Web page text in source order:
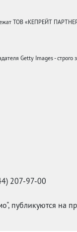
ТОВ «КЕПРЕЙТ
Getty Images - строго
207-97-00
публикуются на